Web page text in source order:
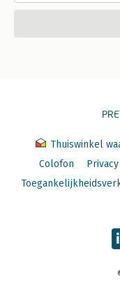
Thuiswinkel
Colofon
Privacy